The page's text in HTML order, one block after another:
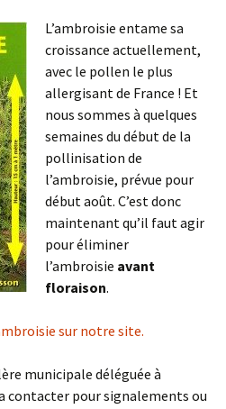
L’ambroisie entame sa
croissance actuellement,
avec le pollen le plus
allergisant de France ! Et
nous sommes à quelques
semaines du début de la
pollinisation de
l’ambroisie, prévue pour
début août. C’est donc
maintenant qu’il faut agir
pour éliminer
l’ambroisie avant
floraison.
sur notre site.
municipale déléguée à
contacter pour signalements ou